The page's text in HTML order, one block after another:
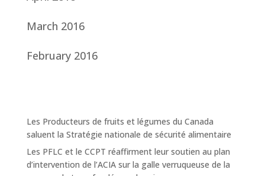
March 2016
February 2016
Les Producteurs de fruits et légumes du Canada
saluent la Stratégie nationale de sécurité alimentaire
Les PFLC et le CCPT réaffirment leur soutien au plan
d’intervention de l’ACIA sur la galle verruqueuse de la